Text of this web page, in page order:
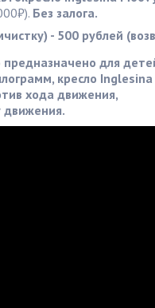
Без залога.
- 500 рублей
для
кресло
хода движения,
движения.